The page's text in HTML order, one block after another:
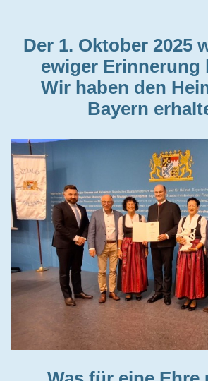
Der 1. Oktober 2025
ewiger Erinnerung
Wir haben den
Bayern